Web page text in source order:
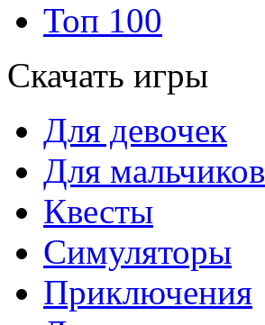
Топ 100
Скачать игры
Для девочек
Для мальчиков
Квесты
Симуляторы
Приключения